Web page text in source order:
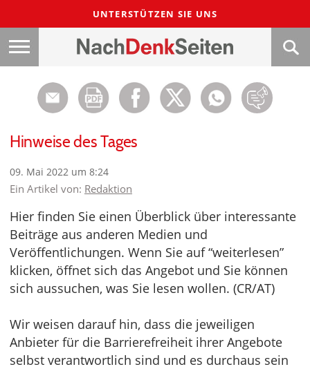
UNTERSTÜTZEN SIE UNS
Hinweise des Tages
09. Mai 2022 um 8:24
Ein Artikel von: Redaktion
Hier finden Sie einen Überblick über interessante
Beiträge aus anderen Medien und
Veröffentlichungen. Wenn Sie auf “weiterlesen”
klicken, öffnet sich das Angebot und Sie können
sich aussuchen, was Sie lesen wollen. (CR/AT)
Wir weisen darauf hin, dass die jeweiligen
Anbieter für die Barrierefreiheit ihrer Angebote
selbst verantwortlich sind und es durchaus sein